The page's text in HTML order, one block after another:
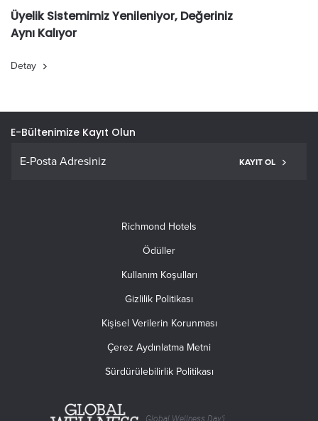
Üyelik Sistemimiz Yenileniyor, Değeriniz
Aynı Kalıyor
Detay
E-Bültenimize Kayıt Olun
KAYIT OL
Richmond Hotels
Ödüller
Kullanım Koşulları
Gizlilik Politikası
Kişisel Verilerin Korunması
Çerez Aydınlatma Metni
Sürdürülebilirlik Politikası
Global Wellness Day’i